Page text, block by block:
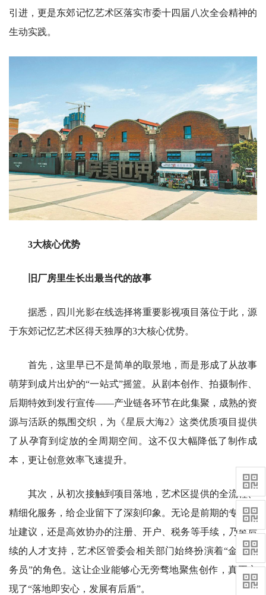
引进，更是东郊记忆艺术区落实市委十四届八次全会精神的
生动实践。
3大核心优势
旧厂房里生长出最当代的故事
据悉，四川光影在线选择将重要影视项目落位于此，源
于东郊记忆艺术区得天独厚的3大核心优势。
首先，这里早已不是简单的取景地，而是形成了从故事
萌芽到成片出炉的“一站式”摇篮。从剧本创作、拍摄制作、
后期特效到发行宣传——产业链各环节在此集聚，成熟的资
源与活跃的氛围交织，为《星辰大海2》这类优质项目提供
了从孕育到绽放的全周期空间。这不仅大幅降低了制作成
本，更让创意效率飞速提升。
其次，从初次接触到项目落地，艺术区提供的全流程、
精细化服务，给企业留下了深刻印象。无论是前期的专业选
址建议，还是高效协办的注册、开户、税务等手续，乃至后
续的人才支持，艺术区管委会相关部门始终扮演着“金牌服
务员”的角色。这让企业能够心无旁骛地聚焦创作，真正实
现了“落地即安心，发展有后盾”。